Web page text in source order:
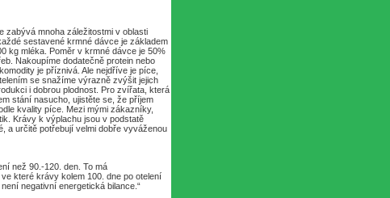
zabývá mnoha záležitostmi v oblasti
sestavené krmné dávce je základem
kg mléka. Poměr v krmné dávce je 50%
Nakoupíme dodatečně protein nebo
je příznivá. Ale nejdříve je píce,
se snažíme výrazně zvýšit jejich
i dobrou plodnost. Pro zvířata, která
stání nasucho, ujistěte se, že příjem
kvality píce. Mezi mými zákazníky,
Krávy k výplachu jsou v podstatě
a určitě potřebují velmi dobře vyváženou
než 90.-120. den. To má
které krávy kolem 100. dne po otelení
negativní energetická bilance.“